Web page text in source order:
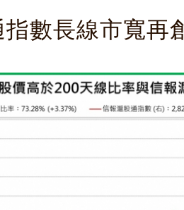
數長線市寬再